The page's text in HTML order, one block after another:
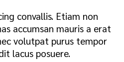
convallis. Etiam non
accumsan mauris a erat
volutpat purus tempor
lacus posuere.